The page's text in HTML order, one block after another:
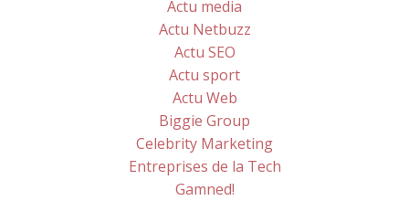
Actu media
Actu Netbuzz
Actu SEO
Actu sport
Actu Web
Biggie Group
Celebrity Marketing
Entreprises de la Tech
Gamned!